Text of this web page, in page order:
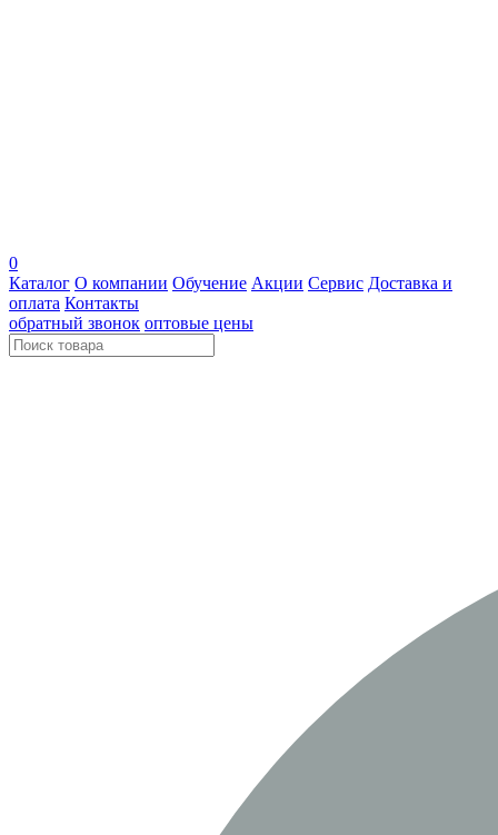
0
Каталог О компании Обучение Акции Сервис Доставка и
оплата Контакты
обратный звонок оптовые цены